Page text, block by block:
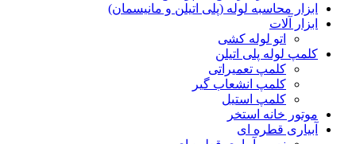
ابزار محاسبه لوله (پلی اتیلن و مانیسمان)
ابزار آلات
اتو لوله کشی
کلمپ لوله پلی اتیلن
کلمپ تعمیراتی
کلمپ انشعاب گیر
کلمپ استیل
موتور خانه استخر
آبیاری قطره ای